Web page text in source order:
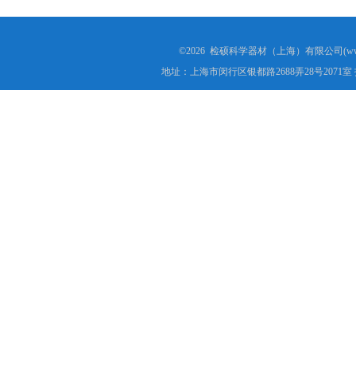
©2026 检硕科学器材（上海）有限公司
地址：上海市闵行区银都路2688弄28号2071室